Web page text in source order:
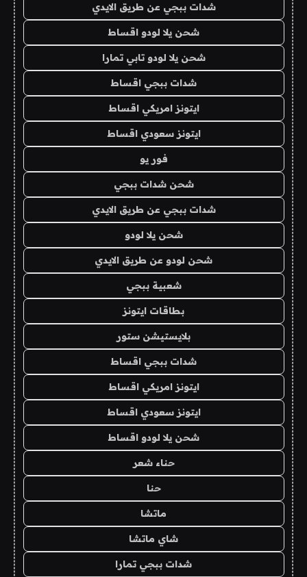
شدات ببجي عن طريق الايدي
شحن يلا لودو اقساط
شحن يلا لودو تابي تمارا
شدات ببجي اقساط
ايتونز امريكي اقساط
ايتونز سعودي اقساط
فور يو
شحن شدات ببجي
شدات ببجي عن طريق الايدي
شحن يلا لودو
شحن لودو عن طريق الايدي
شعبية ببجي
بطاقات ايتونز
بلايستيشن ستور
شدات ببجي اقساط
ايتونز امريكي اقساط
ايتونز سعودي اقساط
شحن يلا لودو اقساط
حناء شعر
حنا
ماتشا
شاي ماتشا
شدات ببجي تمارا